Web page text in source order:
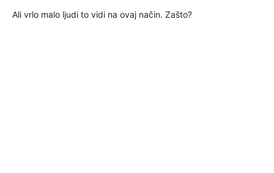
Ali vrlo malo ljudi to vidi na ovaj način. Zašto?